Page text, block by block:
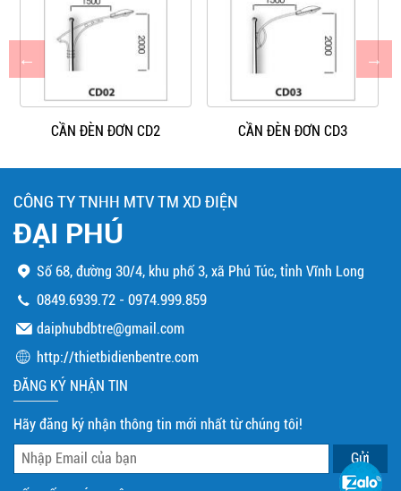
CẦN ĐÈN ĐƠN CD2 CẦN ĐÈN ĐƠN CD3
CÔNG TY TNHH MTV TM XD ĐIỆN
ĐẠI PHÚ
Số 68, đường 30/4, khu phố 3, xã Phú Túc, tỉnh Vĩnh Long
0849.6939.72 -0974.999.859
daiphubdbtre@gmail.com
http://thietbidienbentre.com
ĐĂNG KÝ NHẬN TIN
Hãy đăng ký nhận thông tin mới nhất từ chúng tôi!